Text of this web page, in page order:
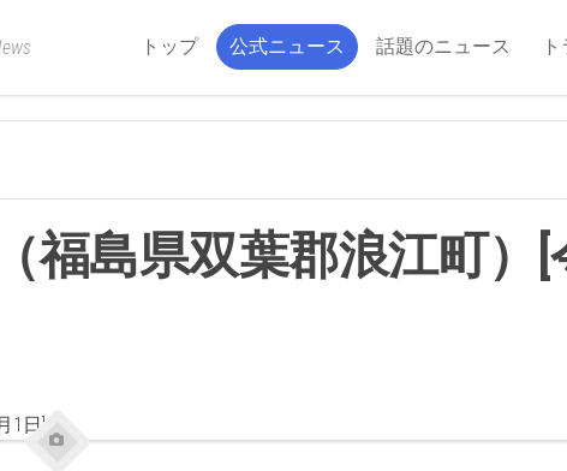
トップ 公式ニュース 話題のニュース
福島県双葉郡浪江町）[